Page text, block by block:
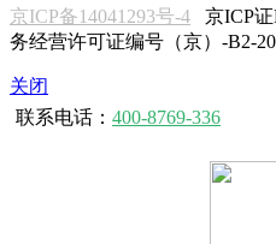
京ICP备14041293号-4 京ICP
务经营许可证编号（京）-B2-
关闭
联系电话： 400-8769-336